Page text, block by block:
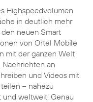
Highspeedvolumen
in deutlich mehr
neuen Smart
von Ortel Mobile
mit der ganzen Welt
Nachrichten an
und Videos mit
– nahezu
und weltweit: Genau